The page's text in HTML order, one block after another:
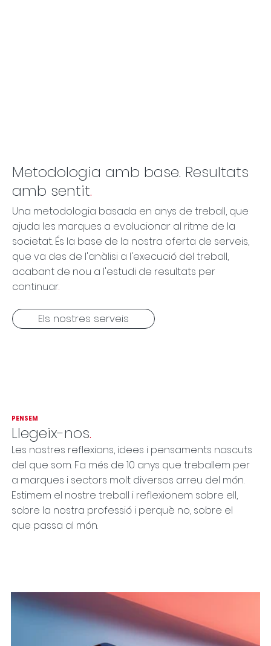
Metodologia amb base. Resultats
amb sentit.
Una metodologia basada en anys de treball, que
ajuda les marques a evolucionar al ritme de la
societat. És la base de la nostra oferta de serveis,
que va des de l'anàlisi a l'execució del treball,
acabant de nou a l'estudi de resultats per
continuar.
Els nostres serveis
PENSEM
Llegeix-nos.
Les nostres reflexions, idees i pensaments nascuts
del que som. Fa més de 10 anys que treballem per
a marques i sectors molt diversos arreu del món.
Estimem el nostre treball i reflexionem sobre ell,
sobre la nostra professió i perquè no, sobre el
que passa al món.